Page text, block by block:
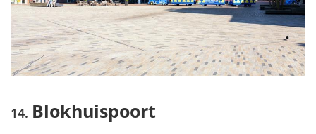
Blokhuispoort